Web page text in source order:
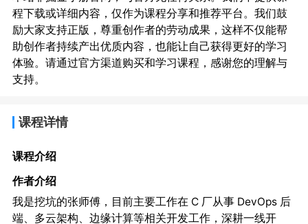
程下载或详细内容，仅作为课程分享和推荐平台。我们鼓
励大家支持正版，尊重创作者的劳动成果，这样不仅能帮
助创作者持续产出优质内容，也能让自己获得更好的学习
体验。请通过官方渠道购买和学习课程，感谢您的理解与
支持。
课程详情
课程介绍
作者介绍
我是挖坑的张师傅，目前主要工作在 C 厂从事 DevOps 后
端、多云架构、边缘计算等相关开发工作，深耕一线开